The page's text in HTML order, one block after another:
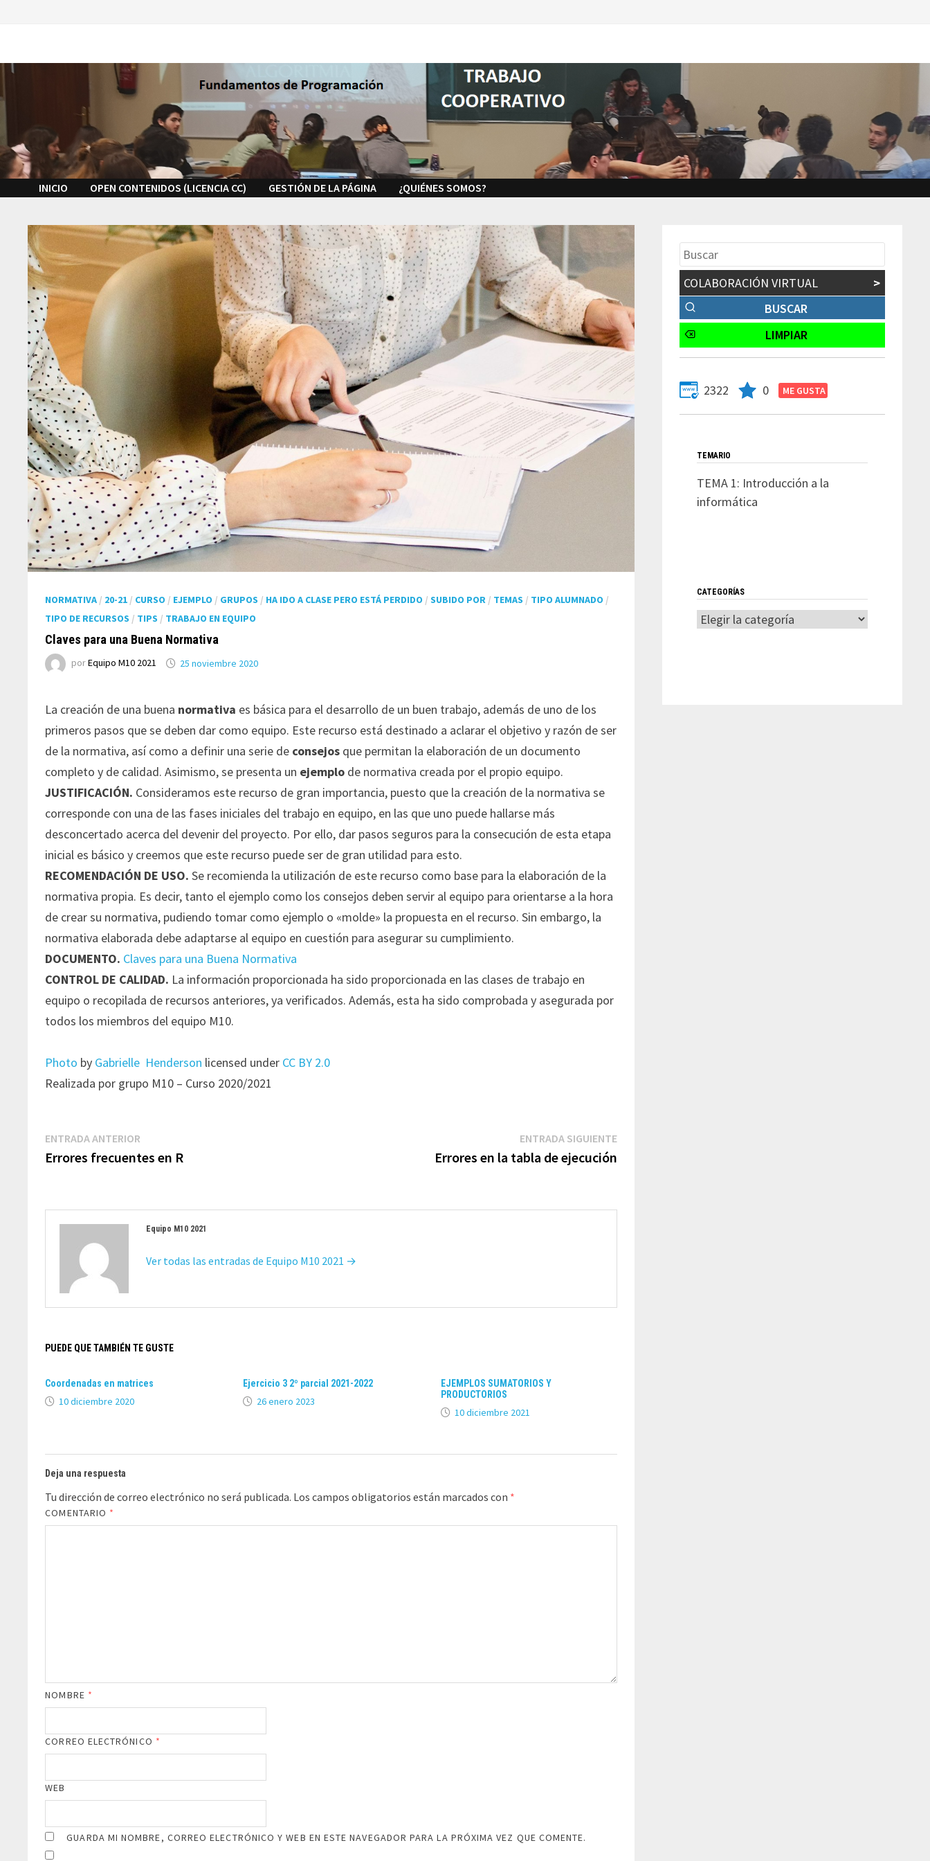
INICIO OPEN CONTENIDOS (LICENCIA CC) GESTIÓN DE LA PÁGINA ¿QUIÉNES SOMOS?
NORMATIVA / 20-21 / CURSO / EJEMPLO / GRUPOS / HA IDO A CLASE PERO ESTÁ PERDIDO /SUBIDO POR / TEMAS / TIPO ALUMNADO /
TIPO DE RECURSOS / TIPS / TRABAJO EN EQUIPO
Claves para una Buena Normativa
porEquipo M10 2021 25 noviembre 2020
La creación de una buena normativa es básica para el desarrollo de un buen trabajo, además de uno de los
primeros pasos que se deben dar como equipo. Este recurso está destinado a aclarar el objetivo y razón de ser
de la normativa, así como a definir una serie de consejos que permitan la elaboración de un documento
completo y de calidad. Asimismo, se presenta un ejemplo de normativa creada por el propio equipo.
JUSTIFICACIÓN. Consideramos este recurso de gran importancia, puesto que la creación de la normativa se
corresponde con una de las fases iniciales del trabajo en equipo, en las que uno puede hallarse más
desconcertado acerca del devenir del proyecto. Por ello, dar pasos seguros para la consecución de esta etapa
inicial es básico y creemos que este recurso puede ser de gran utilidad para esto.
RECOMENDACIÓN DE USO.Se recomienda la utilización de este recurso como base para la elaboración de la
normativa propia. Es decir, tanto el ejemplo como los consejos deben servir al equipo para orientarse a la hora
de crear su normativa, pudiendo tomar como ejemplo o «molde» la propuesta en el recurso. Sin embargo, la
normativa elaborada debe adaptarse al equipo en cuestión para asegurar su cumplimiento.
DOCUMENTO. Claves para una Buena Normativa
CONTROL DE CALIDAD. La información proporcionada ha sido proporcionada en las clases de trabajo en
equipo o recopilada de recursos anteriores, ya verificados. Además, esta ha sido comprobada y asegurada por
todos los miembros del equipo M10.
Photo by Gabrielle Henderson licensed under CC BY 2.0
Realizada por grupo M10 – Curso 2020/2021
Navegación
entradas
ENTRADA ANTERIOR
anterior:
Errores frecuentes en R
ENTRADA SIGUIENTEEntrada
Errores en la tabla de ejecución
Equipo M10 2021
Ver todas las entradas de Equipo M10 2021 →
PUEDE QUE TAMBIÉN TE GUSTE
Coordenadas en matrices
10 diciembre 2020
Ejercicio 3 2º parcial 2021-2022
26 enero 2023
EJEMPLOS SUMATORIOS Y
PRODUCTORIOS
10 diciembre 2021
Deja una respuesta
Tu dirección de correo electrónico no será publicada. Los campos obligatorios están marcados con *
COMENTARIO *
NOMBRE *
CORREO ELECTRÓNICO *
WEB
GUARDA MI NOMBRE, CORREO ELECTRÓNICO Y WEB EN ESTE NAVEGADOR PARA LA PRÓXIMA VEZ QUE COMENTE.
COLABORACIÓN VIRTUAL >
2322 0
TEMARIO
TEMA 1: Introducción a la
informática
CATEGORÍAS
Categorías